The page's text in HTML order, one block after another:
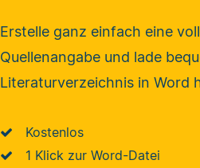
Erstelle ganz einfach eine
Quellenangabe und lade
Literaturverzeichnis in Word
Kostenlos
1 Klick zur Word-Datei